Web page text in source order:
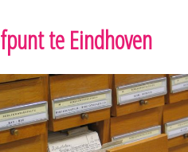
te Eindhoven